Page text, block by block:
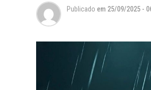
Publicado em 25/09/2025 -